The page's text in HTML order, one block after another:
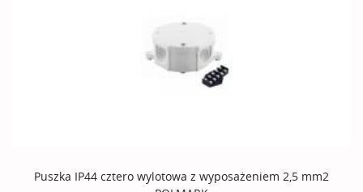
Puszka IP44 cztero wylotowa z wyposażeniem 2,5 mm2